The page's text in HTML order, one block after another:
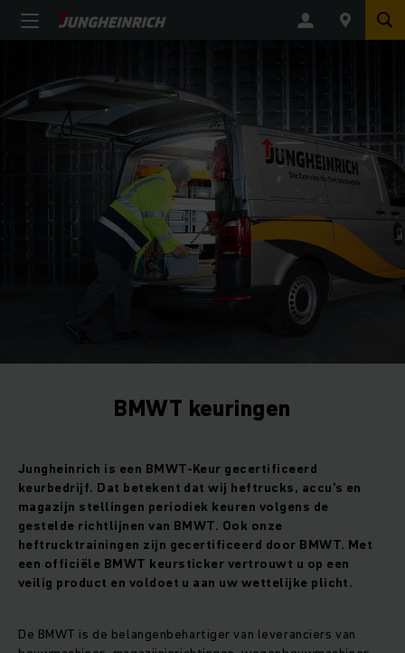
BMWT keuringen
Jungheinrich is een BMWT-Keur gecertificeerd
keurbedrijf. Dat betekent dat wij heftrucks, accu’s en
magazijn stellingen periodiek keuren volgens de
gestelde richtlijnen van BMWT. Ook onze
heftrucktrainingen zijn gecertificeerd door BMWT. Met
een officiële BMWT keursticker vertrouwt u op een
veilig product en voldoet u aan uw wettelijke plicht.
De BMWT is de belangenbehartiger van leveranciers van